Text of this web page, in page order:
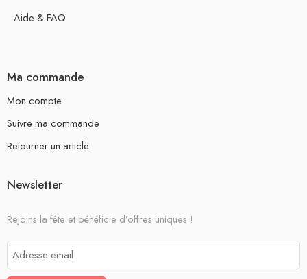
Aide & FAQ
Ma commande
Mon compte
Suivre ma commande
Retourner un article
Newsletter
Rejoins la fête et bénéficie d’offres uniques !